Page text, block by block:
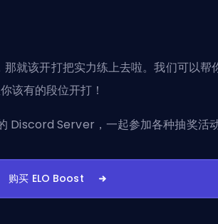
就该开打把实力练上去啦。我们可以帮
该有的段位开打！
Discord Server ，一起参加各种抽奖活
购买 ELO Boost